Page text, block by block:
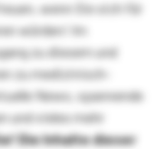
wenn Sie sich für
würden! Im
zu diesem und
zu medizinisch-
News, spannende
und vieles mehr
Die Inhalte dieser